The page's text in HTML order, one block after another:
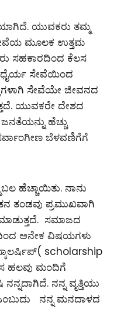
ಯುವಕರು ತಮ್ಮ
ಸೇವೆಯ ಮೂಲಕ ಉತ್ತಮ
ಸಹಕಾರದಿಂದ ಕೆಲಸ
ಧೈರ್ಯ ಸೇವೆಯಿಂದ
ಸೇವೆಯೇ ಜೀವನದ
ಯುವಕರೇ ದೇಶದ
ಹೆಚ್ಚು
ಬೆಳವಣಿಗೆಗೆ
ಹೆಚ್ಚಾಯಿತು. ನಾನು
ತಂಡವು ಪ್ರಮುಖವಾಗಿ
ಸಮಾಜದ
ಅನೇಕ ವಿಷಯಗಳು
scholarship
ಹಲವು ಮಂದಿಗೆ
ನನ್ನ ವೃತ್ತಿಯು
ನನ್ನ ಮನದಾಳದ